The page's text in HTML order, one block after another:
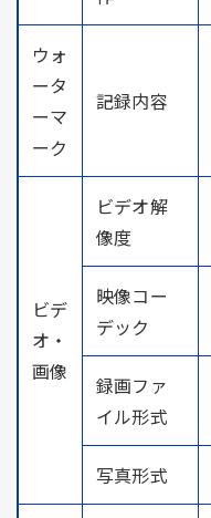
ウォ
ータ
ーマ
ーク
記録内容
ビデ
オ・
画像
ビデオ解
像度
映像コー
デック
録画ファ
イル形式
写真形式